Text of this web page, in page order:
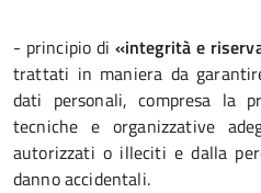
- principio di «integrità e
trattati in maniera da
dati personali, compresa la
tecniche e organizzative
autorizzati o illeciti e dalla
danno accidentali.